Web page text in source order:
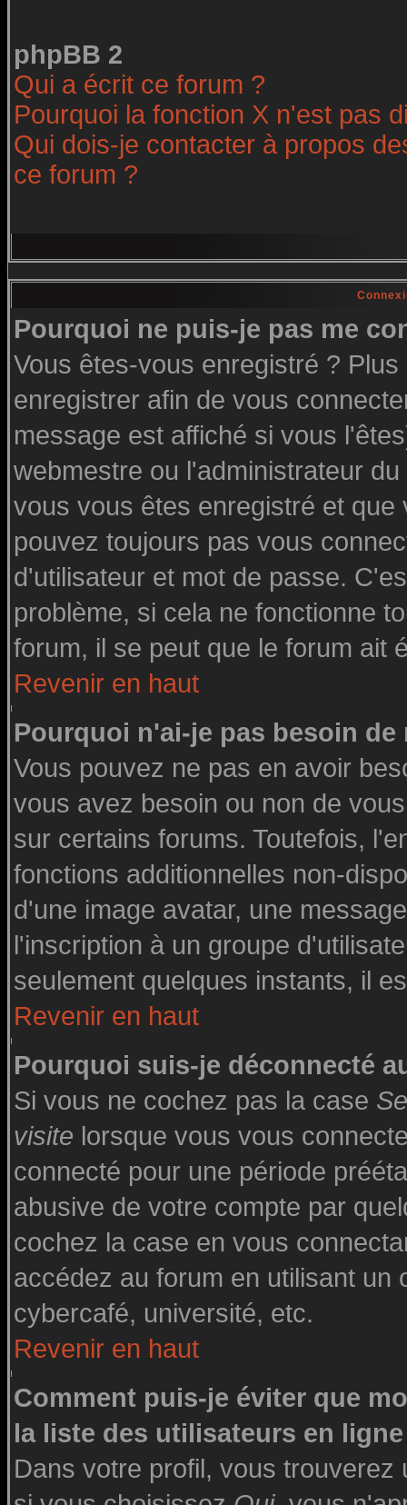
phpBB 2
Qui a écrit ce forum ?
Pourquoi la fonction X n'est pas
Qui dois-je contacter à propos
ce forum ?
Pourquoi ne puis-je pas me
Vous êtes-vous enregistré ?
enregistrer afin de vous
message est affiché si vous
webmestre ou l'administrateur
vous vous êtes enregistré et
pouvez toujours pas vous
d'utilisateur et mot de passe.
problème, si cela ne fonctionne
forum, il se peut que le forum ait
Revenir en haut
Pourquoi n'ai-je pas besoin
Vous pouvez ne pas en avoir
vous avez besoin ou non de
sur certains forums. Toutefois,
fonctions additionnelles non-
d'une image avatar, une
l'inscription à un groupe
seulement quelques instants, il
Revenir en haut
Pourquoi suis-je déconnecté
Si vous ne cochez pas la case
visite lorsque vous vous
connecté pour une période
abusive de votre compte par
cochez la case en vous
accédez au forum en utilisant un
cybercafé, université, etc.
Revenir en haut
Comment puis-je éviter que
la liste des utilisateurs en
Dans votre profil, vous trouverez